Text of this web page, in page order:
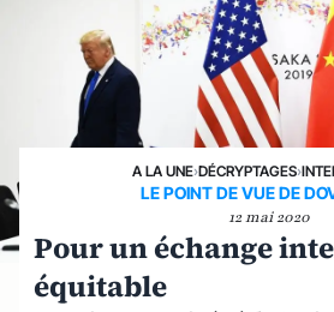
A LA UNE›DÉCRYPTAGES›
LE POINT DE VUE DE
12 mai 2020
Pour un échange
équitable